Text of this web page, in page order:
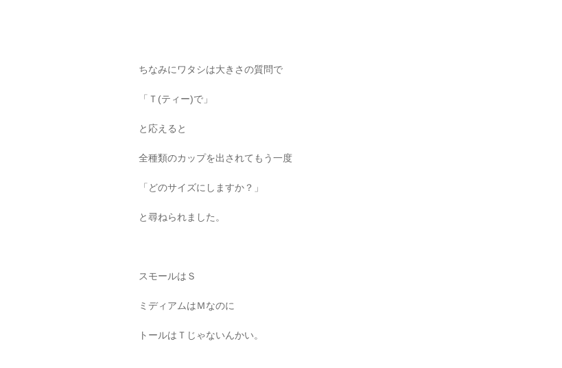
ちなみにワタシは大きさの質問で
「Ｔ(ティー)で」
と応えると
全種類のカップを出されてもう一度
「どのサイズにしますか？」
と尋ねられました。
スモールはＳ
ミディアムはＭなのに
トールはＴじゃないんかい。